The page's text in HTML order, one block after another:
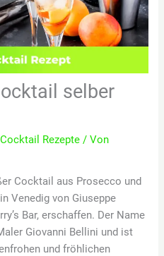
selber
Cocktail Rezepte / Von
Cocktail aus Prosecco und
Venedig von Giuseppe
Bar, erschaffen. Der Name
Giovanni Bellini und ist
und fröhlichen